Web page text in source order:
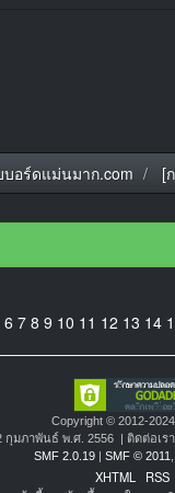
บอร์ดแม่นมาก.com [
6 7 8 9 10 11 12 13 14
Copyright © 2012-2024
กุมภาพันธ์ พ.ศ. 2556 | ติดต่อเรา
SMF 2.0.19
SMF © 2011
XHTML RSS